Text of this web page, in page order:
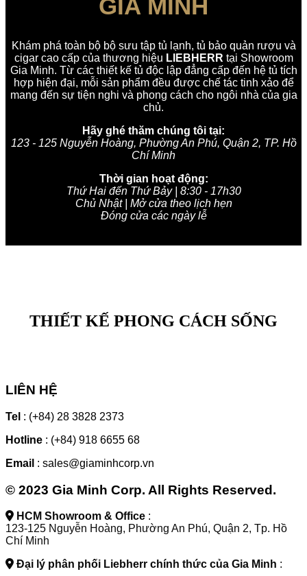
GIA MINH
Khám phá toàn bộ bộ sưu tập tủ lạnh, tủ bảo quản rượu và
cigar cao cấp của thương hiệu LIEBHERR tại Showroom
Gia Minh. Từ các thiết kế tủ độc lập đẳng cấp đến hệ tủ tích
hợp hiện đại, mỗi sản phẩm đều được chế tác tinh xảo để
mang đến sự tiện nghi và phong cách cho ngôi nhà của gia
chủ.
Hãy ghé thăm chúng tôi tại:
123 - 125 Nguyễn Hoàng, Phường An Phú, Quận 2, TP. Hồ
Chí Minh
Thời gian hoạt động:
Thứ Hai đến Thứ Bảy | 8:30 - 17h30
Chủ Nhật | Mở cửa theo lịch hẹn
Đóng cửa các ngày lễ
THIẾT KẾ PHONG CÁCH SỐNG
LIÊN HỆ
Tel : (+84) 28 3828 2373
Hotline : (+84) 918 6655 68
Email : sales@giaminhcorp.vn
© 2023 Gia Minh Corp. All Rights Reserved.
HCM Showroom & Office :
123-125 Nguyễn Hoàng, Phường An Phú, Quận 2, Tp. Hồ
Chí Minh
Đại lý phân phối Liebherr chính thức của Gia Minh :